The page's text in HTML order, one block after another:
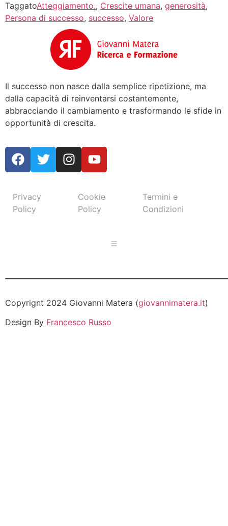
TaggatoAtteggiamento., Crescite umana, generosità,
Persona di successo, successo, Valore
Il successo non nasce dalla semplice ripetizione, ma
dalla capacità di reinventarsi costantemente,
abbracciando il cambiamento e trasformando le sfide in
opportunità di crescita.
Privacy
Policy
Cookie
Policy
Termini e
Condizioni
Copyrignt 2024 Giovanni Matera (giovannimatera.it)
Design By Francesco Russo